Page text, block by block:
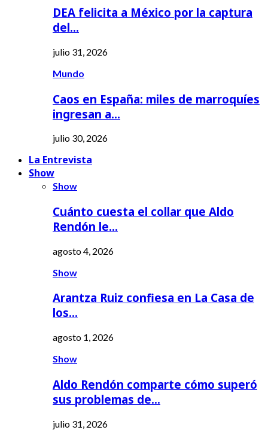
DEA felicita a México por la captura
del…
julio 31, 2026
Mundo
Caos en España: miles de marroquíes
ingresan a…
julio 30, 2026
La Entrevista
Show
Show
Cuánto cuesta el collar que Aldo
Rendón le…
agosto 4, 2026
Show
Arantza Ruiz confiesa en La Casa de
los…
agosto 1, 2026
Show
Aldo Rendón comparte cómo superó
sus problemas de…
julio 31, 2026